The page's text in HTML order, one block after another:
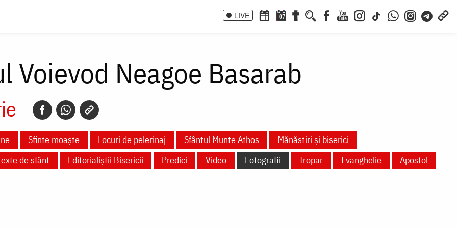
LIVE 07
Voievod Neagoe Basarab
Sfinte moaște Locuri de pelerinaj Sfântul Munte Athos
Mănăstiri și biserici
de sfânt Editorialiștii Bisericii Predici Video Fotografii Tropar Evanghelie Apostol